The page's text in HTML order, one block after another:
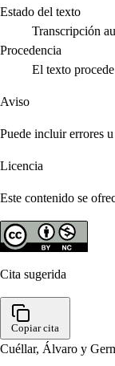
Estado del texto
Transcripción
Procedencia
El texto
Aviso
Puede incluir errores
Licencia
Este contenido se
Cita sugerida
Copiar cita
Cuéllar, Álvaro y